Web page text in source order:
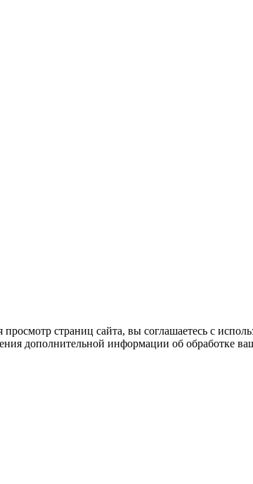
страниц сайта, вы соглашаетесь с
дополнительной информации об обработке